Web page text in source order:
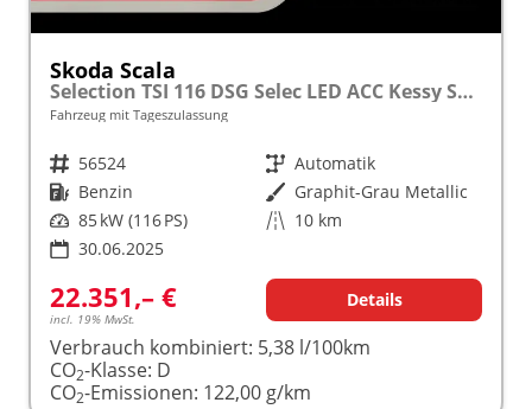
Skoda Scala
Selection TSI 116 DSG Selec LED ACC Kessy SunS Kam
Fahrzeug mit Tageszulassung
Fahrzeugnr. 56524 Getriebe Automatik
Kraftstoff Benzin Außenfarbe Graphit-Grau Metallic
Leistung 85 kW (116 PS) Kilometerstand 10 km
30.06.2025
22.351,– €
incl. 19% MwSt.
Details
Verbrauch kombiniert: 5,38 l/100km
CO2-Klasse: D
CO2-Emissionen: 122,00 g/km